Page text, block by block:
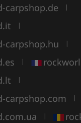
carpshop.de |
|
carpshop.hu |
|
|
carpshop.com |
|